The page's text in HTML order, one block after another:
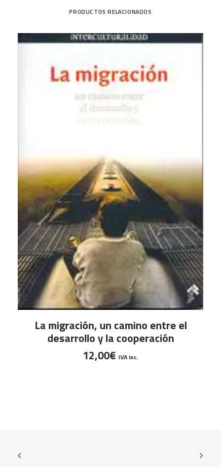
PRODUCTOS RELACIONADOS
AÑADIR AL CARRITO
La migración, un camino entre el
desarrollo y la cooperación
12,00€ IVA inc.